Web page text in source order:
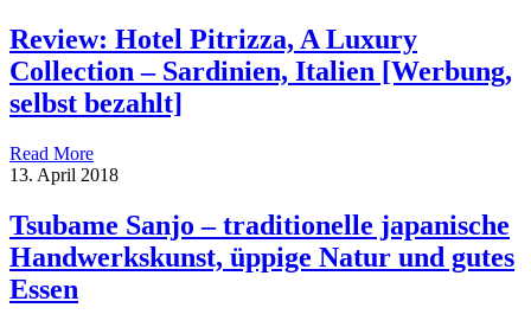
Review: Hotel Pitrizza, A Luxury
Collection – Sardinien, Italien [Werbung,
selbst bezahlt]
Read More
13. April 2018
Tsubame Sanjo – traditionelle japanische
Handwerkskunst, üppige Natur und gutes
Essen